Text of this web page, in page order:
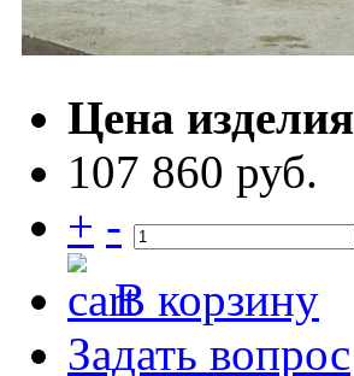
Цена изделия
107 860 руб.
+ -
В корзину
Задать вопрос